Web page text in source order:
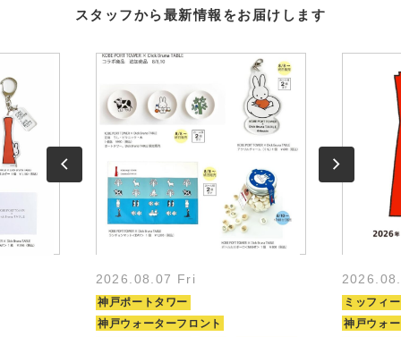
スタッフから最新情報をお届けします
2026.08.07 Fri
神戸ポートタワー
神戸ウォーターフロント
ミッフィー
神戸ウォ